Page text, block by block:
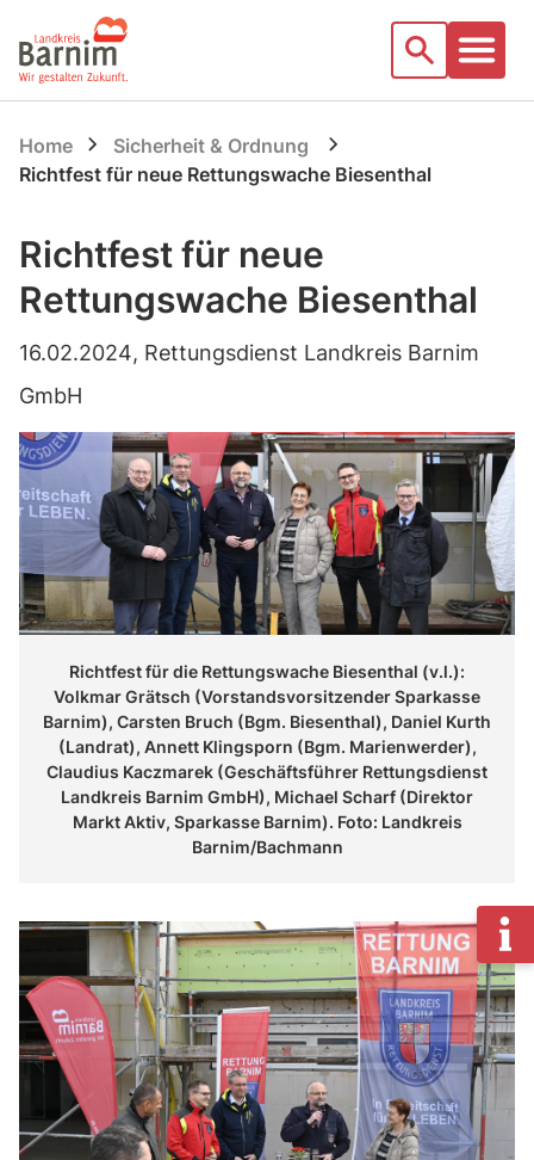
Startseite
Suche
Home
Sicherheit & Ordnung
Richtfest für neue Rettungswache Biesenthal
Richtfest für neue
Rettungswache Biesenthal
16.02.2024, Rettungsdienst Landkreis Barnim
GmbH
Richtfest für die Rettungswache Biesenthal (v.l.):
Volkmar Grätsch (Vorstandsvorsitzender Sparkasse
Barnim), Carsten Bruch (Bgm. Biesenthal), Daniel Kurth
(Landrat), Annett Klingsporn (Bgm. Marienwerder),
Claudius Kaczmarek (Geschäftsführer Rettungsdienst
Landkreis Barnim GmbH), Michael Scharf (Direktor
Markt Aktiv, Sparkasse Barnim). Foto: Landkreis
Barnim/Bachmann